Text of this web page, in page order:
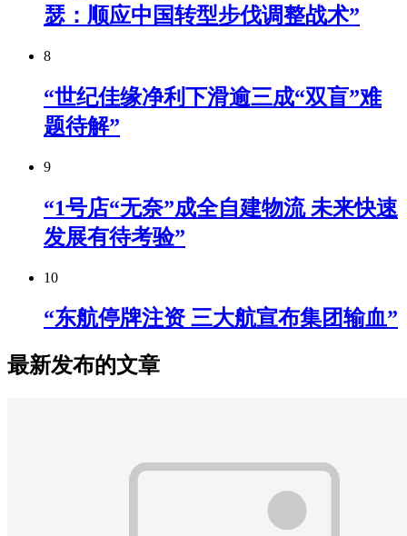
瑟：顺应中国转型步伐调整战术”
8
“世纪佳缘净利下滑逾三成“双盲”难
题待解”
9
“1号店“无奈”成全自建物流 未来快速
发展有待考验”
10
“东航停牌注资 三大航宣布集团输血”
最新发布的文章